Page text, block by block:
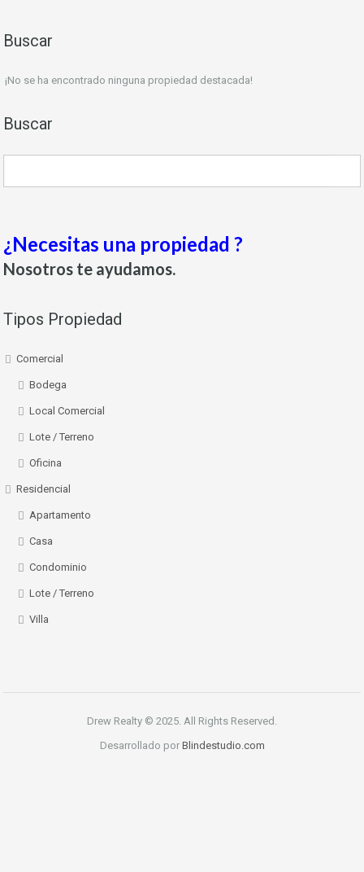
Buscar
¡No se ha encontrado ninguna propiedad destacada!
Buscar
¿Necesitas una propiedad ?
Nosotros te ayudamos.
Tipos Propiedad
Comercial
Bodega
Local Comercial
Lote / Terreno
Oficina
Residencial
Apartamento
Casa
Condominio
Lote / Terreno
Villa
Drew Realty © 2025. All Rights Reserved.
Desarrollado por Blindestudio.com